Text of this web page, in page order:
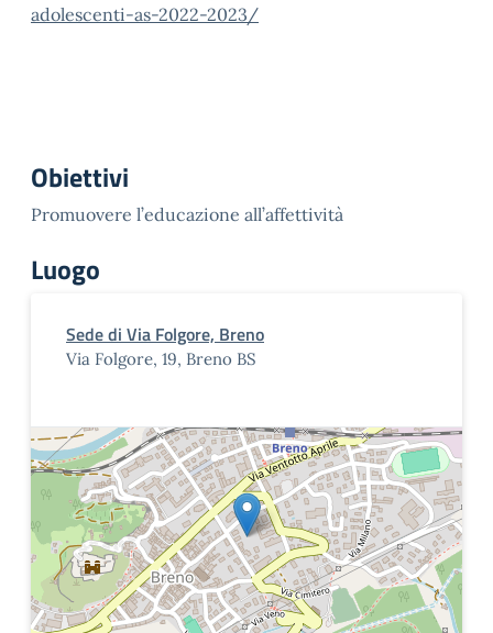
adolescenti-as-2022-2023/
Obiettivi
Promuovere l’educazione all’affettività
Luogo
Sede di Via Folgore, Breno
Via Folgore, 19, Breno BS